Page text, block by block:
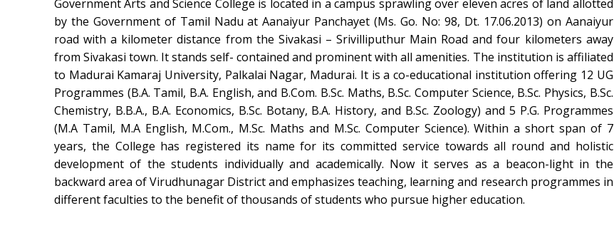
Government Arts and Science College is located in a campus sprawling over eleven acres of land allotted
by the Government of Tamil Nadu at Aanaiyur Panchayet (Ms. Go. No: 98, Dt. 17.06.2013) on Aanaiyur
road with a kilometer distance from the Sivakasi – Srivilliputhur Main Road and four kilometers away
from Sivakasi town. It stands self- contained and prominent with all amenities. The institution is affiliated
to Madurai Kamaraj University, Palkalai Nagar, Madurai. It is a co-educational institution offering 12 UG
Programmes (B.A. Tamil, B.A. English, and B.Com. B.Sc. Maths, B.Sc. Computer Science, B.Sc. Physics, B.Sc.
Chemistry, B.B.A., B.A. Economics, B.Sc. Botany, B.A. History, and B.Sc. Zoology) and 5 P.G. Programmes
(M.A Tamil, M.A English, M.Com., M.Sc. Maths and M.Sc. Computer Science). Within a short span of 7
years, the College has registered its name for its committed service towards all round and holistic
development of the students individually and academically. Now it serves as a beacon-light in the
backward area of Virudhunagar District and emphasizes teaching, learning and research programmes in
different faculties to the benefit of thousands of students who pursue higher education.